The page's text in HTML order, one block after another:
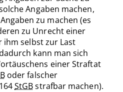
Angaben machen,
zu machen (es
zu Unrecht einer
selbst zur Last
kann man sich
einer Straftat
oder falscher
StGBstrafbar machen).